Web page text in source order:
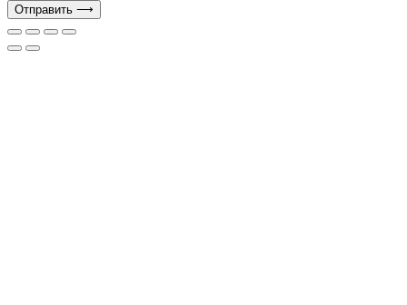
Отправить ⟶